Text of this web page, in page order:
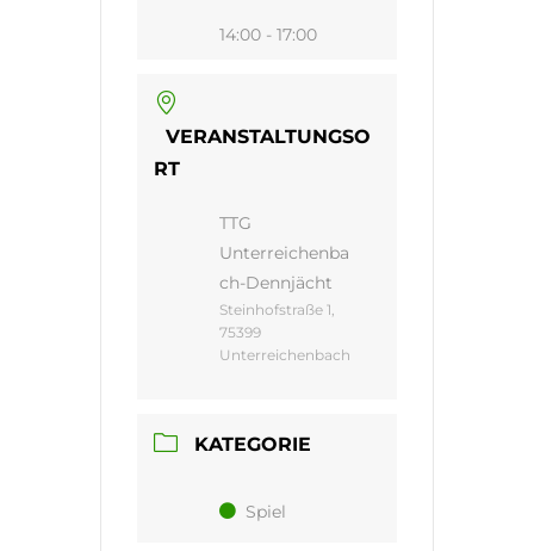
14:00 - 17:00
VERANSTALTUNGSO
RT
TTG
Unterreichenba
ch-Dennjächt
Steinhofstraße 1,
75399
Unterreichenbach
KATEGORIE
Spiel